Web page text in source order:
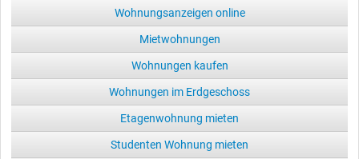
Wohnungsanzeigen online
Mietwohnungen
Wohnungen kaufen
Wohnungen im Erdgeschoss
Etagenwohnung mieten
Studenten Wohnung mieten